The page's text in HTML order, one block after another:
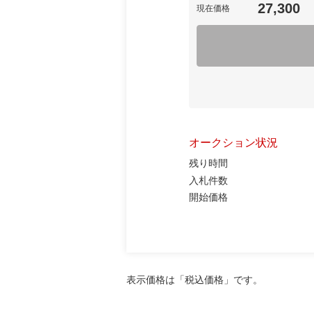
現在価格 27,300
オークション状況
残り時間
入札件数
開始価格
表示価格は「税込価格」です。